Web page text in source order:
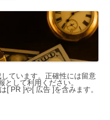
ています。正確性には留意
として利用ください。
[ PR ]や[ 広告 ]を含みます。